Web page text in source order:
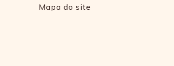
Mapa do site